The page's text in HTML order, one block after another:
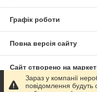
Графік роботи
Повна версія сайту
Сайт створено на
Зараз у компанії
повідомлення будуть